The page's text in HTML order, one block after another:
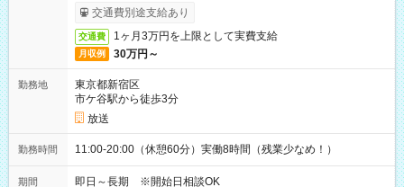
取りサービス利用可（利用条件有）
交通費別途支給あり
交通費 1ヶ月3万円を上限として実費支給
月収例 30万円～
勤務地
東京都新宿区
市ケ谷駅から徒歩3分
放送
勤務時間 11:00-20:00（休憩60分）実働8時間（残業少なめ！）
期間 即日～長期 ※開始日相談OK